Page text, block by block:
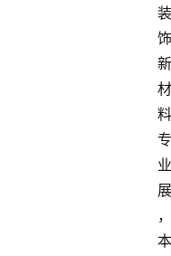
装
饰
新
材
料
专
业
展
，
本